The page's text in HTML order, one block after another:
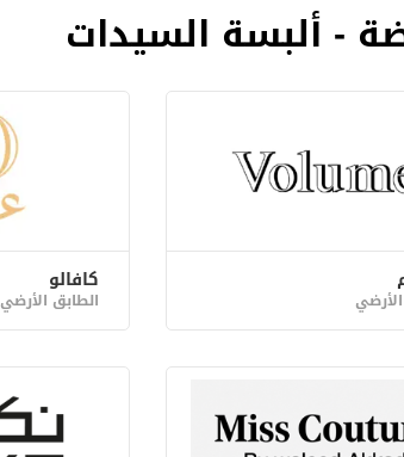
- ألبسة السيدات
كافالو
الطابق الأرضي